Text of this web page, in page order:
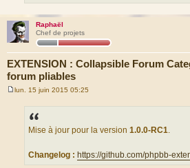
Raphaël
Chef de projets
EXTENSION : Collapsible Forum
forum pliables
lun. 15 juin 2015 05:25
Mise à jour pour la version 1.0.0-RC1.
Changelog : https://github.com/phpbb-